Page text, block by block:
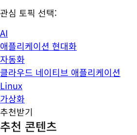
관심 토픽 선택:
AI
애플리케이션 현대화
자동화
클라우드 네이티브 애플리케이션
Linux
가상화
추천받기
추천 콘텐츠